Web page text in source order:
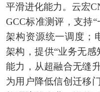
平滑进化能力。云宏
GCC标准测评，支持
架构资源统一调度；
架构，提供“业务无
能力，从超融合无缝
为用户降低信创迁移